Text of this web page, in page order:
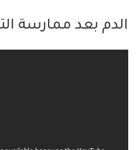
الدم بعد ممارسة